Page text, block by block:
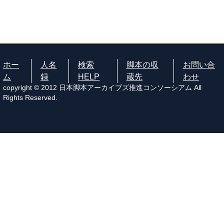
ホー
ム
人名
録
検索
HELP
脚本の収
蔵先
お問い合
わせ
copyright © 2012 日本脚本アーカイブズ推進コンソーシアム All
Rights Reserved.